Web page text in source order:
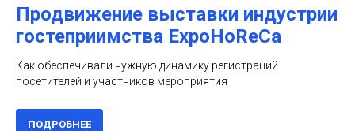
Продвижение выставки индустрии
гостеприимства ExpoHoReCa
Как обеспечивали нужную динамику регистраций
посетителей и участников мероприятия
ПОДРОБНЕЕ